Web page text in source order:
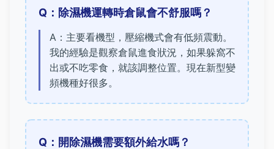
Q：除濕機運轉時倉鼠會不舒服嗎？
A：主要看機型，壓縮機式會有低頻震動。
我的經驗是觀察倉鼠進食狀況，如果躲窩不
出或不吃零食，就該調整位置。現在新型變
頻機種好很多。
Q：開除濕機需要額外給水嗎？